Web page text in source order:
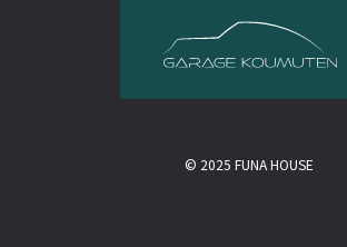
© 2025 FUNA HOUSE